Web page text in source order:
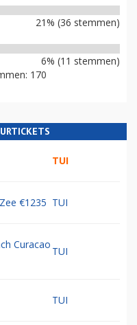
21% (36 stemmen)
6% (11 stemmen)
170
TUI
€1235 TUI
Curacao
TUI
TUI